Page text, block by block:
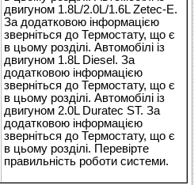
двигуном 1.8L/2.0L/1.6L Zetec-E.
За додатковою інформацією
зверніться до Термостату, що є
в цьому розділі. Автомобілі із
двигуном 1.8L Diesel. За
додатковою інформацією
зверніться до Термостату, що є
в цьому розділі. Автомобілі із
двигуном 2.0L Duratec ST. За
додатковою інформацією
зверніться до Термостату, що є
в цьому розділі. Перевірте
правильність роботи системи.